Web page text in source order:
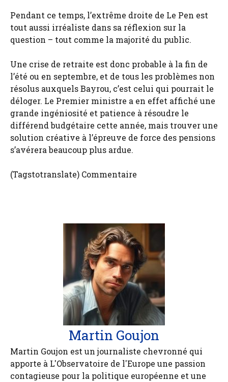
Pendant ce temps, l’extrême droite de Le Pen est
tout aussi irréaliste dans sa réflexion sur la
question – tout comme la majorité du public.
Une crise de retraite est donc probable à la fin de
l’été ou en septembre, et de tous les problèmes non
résolus auxquels Bayrou, c’est celui qui pourrait le
déloger. Le Premier ministre a en effet affiché une
grande ingéniosité et patience à résoudre le
différend budgétaire cette année, mais trouver une
solution créative à l’épreuve de force des pensions
s’avérera beaucoup plus ardue.
(Tagstotranslate) Commentaire
Martin Goujon
Martin Goujon est un journaliste chevronné qui
apporte à L'Observatoire de l'Europe une passion
contagieuse pour la politique européenne et une